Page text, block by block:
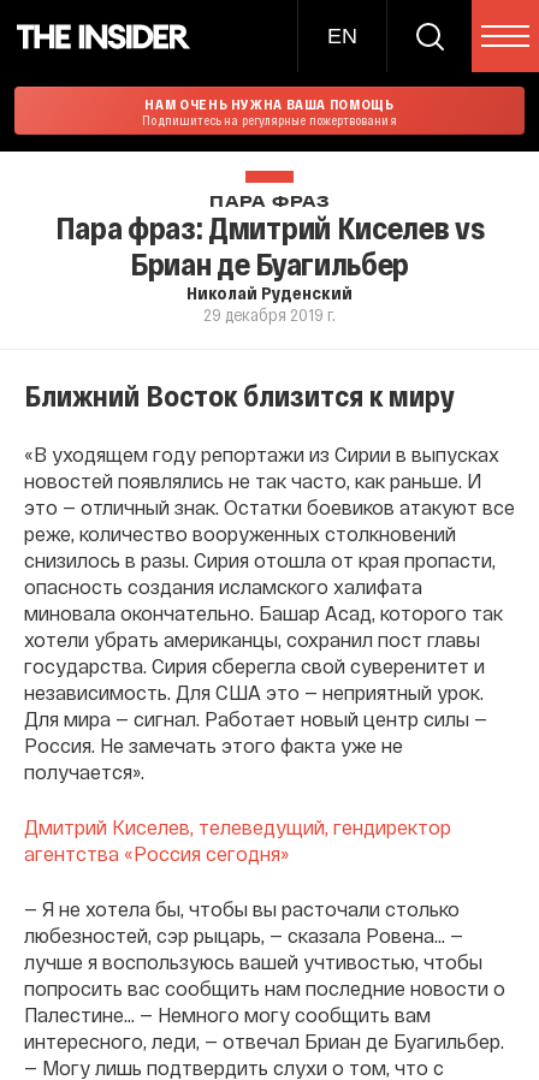
EN
НАМ ОЧЕНЬ НУЖНА ВАША ПОМОЩЬ
Подпишитесь на регулярные пожертвования
ПАРА ФРАЗ
Пара фраз: Дмитрий Киселев vs
Бриан де Буагильбер
Николай Руденский
29 декабря 2019 г.
Ближний Восток близится к миру
«В уходящем году репортажи из Сирии в выпусках
новостей появлялись не так часто, как раньше. И
это — отличный знак. Остатки боевиков атакуют все
реже, количество вооруженных столкновений
снизилось в разы. Сирия отошла от края пропасти,
опасность создания исламского халифата
миновала окончательно. Башар Асад, которого так
хотели убрать американцы, сохранил пост главы
государства. Сирия сберегла свой суверенитет и
независимость. Для США это — неприятный урок.
Для мира — сигнал. Работает новый центр силы —
Россия. Не замечать этого факта уже не
получается».
Дмитрий Киселев, телеведущий, гендиректор
агентства «Россия сегодня»
— Я не хотела бы, чтобы вы расточали столько
любезностей, сэр рыцарь, — сказала Ровена… —
лучше я воспользуюсь вашей учтивостью, чтобы
попросить вас сообщить нам последние новости о
Палестине… — Немного могу сообщить вам
интересного, леди, — отвечал Бриан де Буагильбер.
— Могу лишь подтвердить слухи о том, что с